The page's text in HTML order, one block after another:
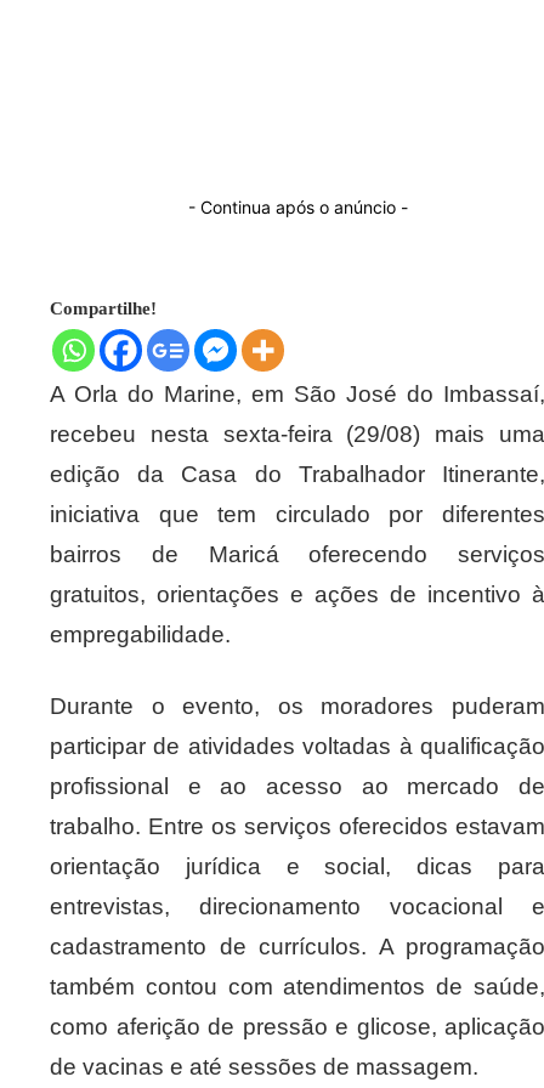
- Continua após o anúncio -
Compartilhe!
A Orla do Marine, em São José do Imbassaí,
recebeu nesta sexta-feira (29/08) mais uma
edição da Casa do Trabalhador Itinerante,
iniciativa que tem circulado por diferentes
bairros de Maricá oferecendo serviços
gratuitos, orientações e ações de incentivo à
empregabilidade.
Durante o evento, os moradores puderam
participar de atividades voltadas à qualificação
profissional e ao acesso ao mercado de
trabalho. Entre os serviços oferecidos estavam
orientação jurídica e social, dicas para
entrevistas, direcionamento vocacional e
cadastramento de currículos. A programação
também contou com atendimentos de saúde,
como aferição de pressão e glicose, aplicação
de vacinas e até sessões de massagem.